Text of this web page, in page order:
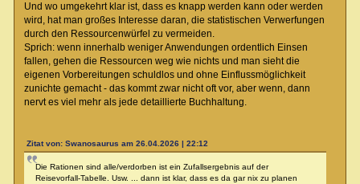
Und wo umgekehrt klar ist, dass es knapp werden kann oder werden
wird, hat man großes Interesse daran, die statistischen Verwerfungen
durch den Ressourcenwürfel zu vermeiden.
Sprich: wenn innerhalb weniger Anwendungen ordentlich Einsen
fallen, gehen die Ressourcen weg wie nichts und man sieht die
eigenen Vorbereitungen schuldlos und ohne Einflussmöglichkeit
zunichte gemacht - das kommt zwar nicht oft vor, aber wenn, dann
nervt es viel mehr als jede detaillierte Buchhaltung.
Zitat von: Swanosaurus am 26.04.2026 | 22:12
Die Rationen sind alle/verdorben ist ein Zufallsergebnis auf der
Reisevorfall-Tabelle. Usw. ... dann ist klar, dass es da gar nix zu planen